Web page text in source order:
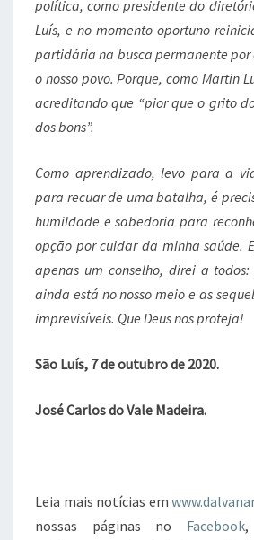
política, como presidente do
Luís, e no momento oportuno
partidária na busca permanente por
o nosso povo. Porque, como Martin
acreditando que “pior que o grito
dos bons”.
Como aprendizado, levo para a
para recuar de uma batalha, é
humildade e sabedoria para
opção por cuidar da minha saúde.
apenas um conselho, direi a
ainda está no nosso meio e as
imprevisíveis. Que Deus nos proteja!
São Luís, 7 de outubro de 2020.
José Carlos do Vale Madeira.
Leia mais notícias em
nossas páginas no Facebook